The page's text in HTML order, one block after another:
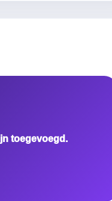
toegevoegd.